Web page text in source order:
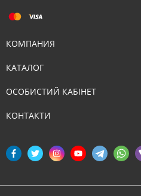
КОМПАНИЯ
КАТАЛОГ
ОСОБИСТИЙ КАБІНЕТ
КОНТАКТИ